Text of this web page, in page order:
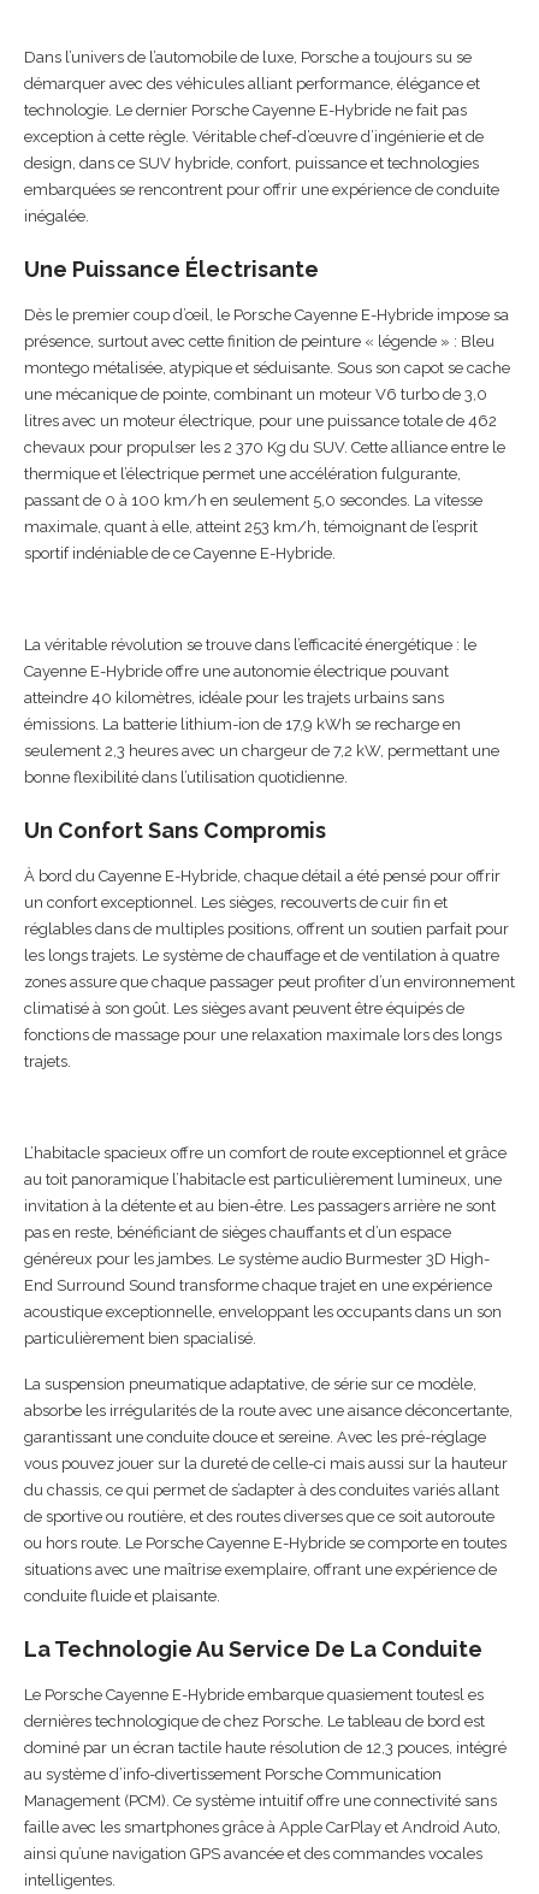
Dans l’univers de l’automobile de luxe, Porsche a toujours su se
démarquer avec des véhicules alliant performance, élégance et
technologie. Le dernier Porsche Cayenne E-Hybride ne fait pas
exception à cette règle. Véritable chef-d’œuvre d’ingénierie et de
design, dans ce SUV hybride, confort, puissance et technologies
embarquées se rencontrent pour offrir une expérience de conduite
inégalée.
Une Puissance Électrisante
Dès le premier coup d’œil, le Porsche Cayenne E-Hybride impose sa
présence, surtout avec cette finition de peinture « légende » : Bleu
montego métalisée, atypique et séduisante. Sous son capot se cache
une mécanique de pointe, combinant un moteur V6 turbo de 3,0
litres avec un moteur électrique, pour une puissance totale de 462
chevaux pour propulser les 2 370 Kg du SUV. Cette alliance entre le
thermique et l’électrique permet une accélération fulgurante,
passant de 0 à 100 km/h en seulement 5,0 secondes. La vitesse
maximale, quant à elle, atteint 253 km/h, témoignant de l’esprit
sportif indéniable de ce Cayenne E-Hybride.
La véritable révolution se trouve dans l’efficacité énergétique : le
Cayenne E-Hybride offre une autonomie électrique pouvant
atteindre 40 kilomètres, idéale pour les trajets urbains sans
émissions. La batterie lithium-ion de 17,9 kWh se recharge en
seulement 2,3 heures avec un chargeur de 7,2 kW, permettant une
bonne flexibilité dans l’utilisation quotidienne.
Un Confort Sans Compromis
À bord du Cayenne E-Hybride, chaque détail a été pensé pour offrir
un confort exceptionnel. Les sièges, recouverts de cuir fin et
réglables dans de multiples positions, offrent un soutien parfait pour
les longs trajets. Le système de chauffage et de ventilation à quatre
zones assure que chaque passager peut profiter d’un environnement
climatisé à son goût. Les sièges avant peuvent être équipés de
fonctions de massage pour une relaxation maximale lors des longs
trajets.
L’habitacle spacieux offre un comfort de route exceptionnel et grâce
au toit panoramique l’habitacle est particulièrement lumineux, une
invitation à la détente et au bien-être. Les passagers arrière ne sont
pas en reste, bénéficiant de sièges chauffants et d’un espace
généreux pour les jambes. Le système audio Burmester 3D High-
End Surround Sound transforme chaque trajet en une expérience
acoustique exceptionnelle, enveloppant les occupants dans un son
particulièrement bien spacialisé.
La suspension pneumatique adaptative, de série sur ce modèle,
absorbe les irrégularités de la route avec une aisance déconcertante,
garantissant une conduite douce et sereine. Avec les pré-réglage
vous pouvez jouer sur la dureté de celle-ci mais aussi sur la hauteur
du chassis, ce qui permet de s’adapter à des conduites variés allant
de sportive ou routière, et des routes diverses que ce soit autoroute
ou hors route. Le Porsche Cayenne E-Hybride se comporte en toutes
situations avec une maîtrise exemplaire, offrant une expérience de
conduite fluide et plaisante.
La Technologie Au Service De La Conduite
Le Porsche Cayenne E-Hybride embarque quasiement toutesl es
dernières technologique de chez Porsche. Le tableau de bord est
dominé par un écran tactile haute résolution de 12,3 pouces, intégré
au système d’info-divertissement Porsche Communication
Management (PCM). Ce système intuitif offre une connectivité sans
faille avec les smartphones grâce à Apple CarPlay et Android Auto,
ainsi qu’une navigation GPS avancée et des commandes vocales
intelligentes.